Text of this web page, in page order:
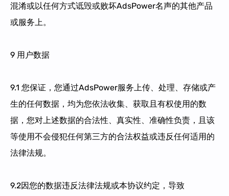
混淆或以任何方式诋毁或败坏AdsPower名声的其他产品
或服务上。
9 用户数据
9.1 您保证，您通过AdsPower服务上传、处理、存储或产
生的任何数据，均为您依法收集、获取且有权使用的数
据，您对上述数据的合法性、真实性、准确性负责，且该
等使用不会侵犯任何第三方的合法权益或违反任何适用的
法律法规。
9.2因您的数据违反法律法规或本协议约定，导致